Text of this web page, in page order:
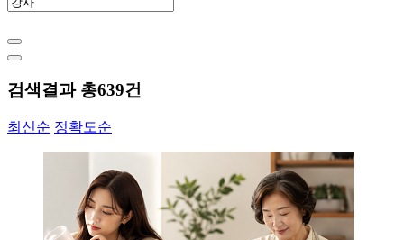
검색결과 총639건
최신순 정확도순